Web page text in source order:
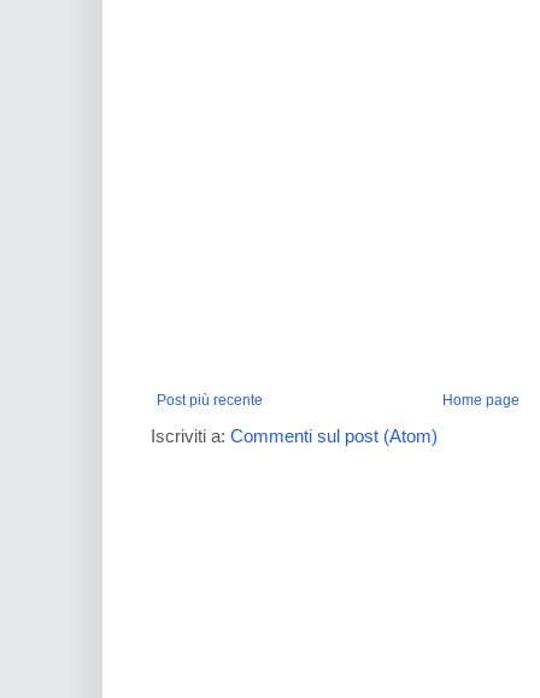
Post più recente Home page
Iscriviti a: Commenti sul post (Atom)